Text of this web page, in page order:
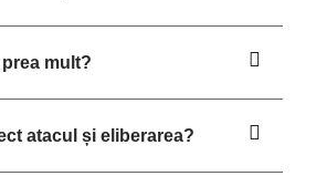
mult?
atacul și eliberarea?